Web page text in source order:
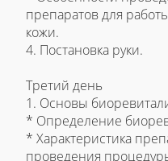
препаратов для
кожи.
4. Постановка руки.
Третий день
1. Основы
* Определение
* Характеристика
проведения